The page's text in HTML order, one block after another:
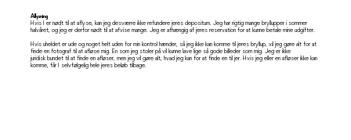
Aflysning
Hvis I er nødt til at aflyse, kan jeg desværre ikke refundere jeres depositum. Jeg har rigtig mange bryllupper i sommer
halvåret, og jeg er derfor nødt til at afvise mange. Jeg er afhængig af jeres reservation for at kunne betale mine udgifter.
Hvis uheldet er ude og noget helt uden for min kontrol hænder, så jeg ikke kan komme til jeres bryllup, vil jeg gøre alt for at
finde en fotograf til at afløse mig. En som jeg stoler på vil kunne lave lige så gode billeder som mig. Jeg er ikke
juridisk bundet til at finde en afløser, men jeg vil gøre alt, hvad jeg kan for at finde en til jer. Hvis jeg eller en afløser ikke kan
komme, får I selvfølgelig hele jeres beløb tilbage.